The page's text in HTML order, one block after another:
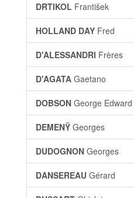
DRTIKOL František
HOLLAND DAY Fred
D'ALESSANDRI Frères
D'AGATA Gaetano
DOBSON George Edward
DEMENŸ Georges
DUDOGNON Georges
DANSEREAU Gérard